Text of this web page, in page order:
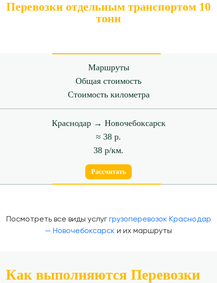
Перевозки отдельным транспортом 10
тонн
Маршруты
Общая стоимость
Стоимость километра
Краснодар → Новочебоксарск
≈ 38 р.
38 р/км.
Рассчитать
Посмотреть все виды услуг грузоперевозок Краснодар
— Новочебоксарск и их маршруты
Как выполняются Перевозки